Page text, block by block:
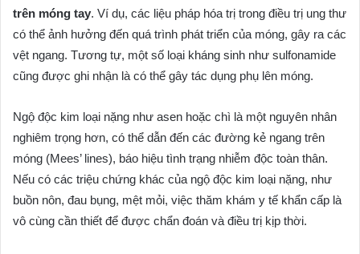
trên móng tay. Ví dụ, các liệu pháp hóa trị trong điều trị ung thư
có thể ảnh hưởng đến quá trình phát triển của móng, gây ra các
vệt ngang. Tương tự, một số loại kháng sinh như sulfonamide
cũng được ghi nhận là có thể gây tác dụng phụ lên móng.
Ngộ độc kim loại nặng như asen hoặc chì là một nguyên nhân
nghiêm trọng hơn, có thể dẫn đến các đường kẻ ngang trên
móng (Mees’ lines), báo hiệu tình trạng nhiễm độc toàn thân.
Nếu có các triệu chứng khác của ngộ độc kim loại nặng, như
buồn nôn, đau bụng, mệt mỏi, việc thăm khám y tế khẩn cấp là
vô cùng cần thiết để được chẩn đoán và điều trị kịp thời.